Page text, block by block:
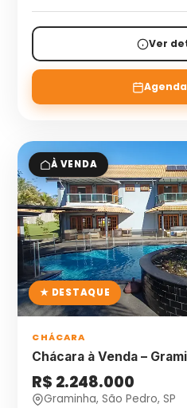
Ver
À VENDA
★ DESTAQUE
CHÁCARA
Chácara à Venda –
R$ 2.248.000
Graminha, São Pedro, SP